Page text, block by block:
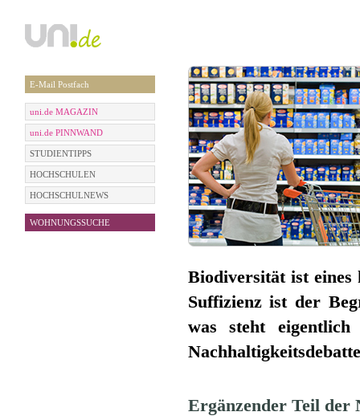
E-Mail Postfach
uni.de MAGAZIN
uni.de PINNWAND
STUDIENTIPPS
HOCHSCHULEN
HOCHSCHULNEWS
WOHNUNGSSUCHE
Biodiversität ist
Suffizienz ist der
was steht
Ergänzender Teil der